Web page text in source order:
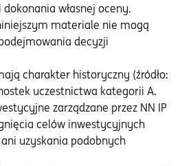
własnej oceny.
materiale nie mogą
decyzji
charakter historyczny (źródło:
uczestnictwa kategorii A.
zarządzane przez NN IP
celów inwestycyjnych
uzyskania podobnych